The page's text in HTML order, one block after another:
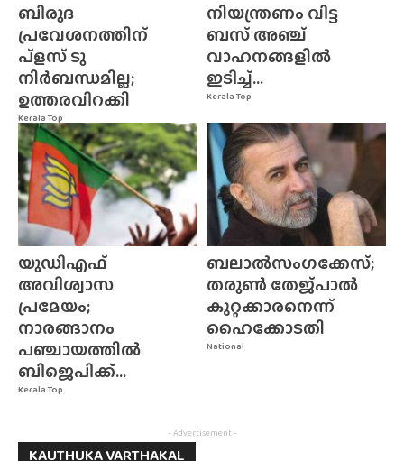
Kerala Top
ബിരുദ
പ്രവേശനത്തിന്
പ്ളസ് ടു
നിർബന്ധമില്ല;
ഉത്തരവിറക്കി
Kerala Top
നിയന്ത്രണം വിട്ട
ബസ് അഞ്ച്
വാഹനങ്ങളിൽ
ഇടിച്ച്...
Kerala Top
യുഡിഎഫ്
അവിശ്വാസ
പ്രമേയം;
നാരങ്ങാനം
പഞ്ചായത്തിൽ
ബിജെപിക്ക്...
National
ബലാൽസംഗക്കേസ്;
തരുൺ തേജ്‌പാൽ
കുറ്റക്കാരനെന്ന്
ഹൈക്കോടതി
- Advertisement -
KAUTHUKA VARTHAKAL